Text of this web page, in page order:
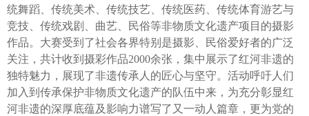
统舞蹈、传统美术、传统技艺、传统医药、传统体育游艺与
竞技、传统戏剧、曲艺、民俗等非物质文化遗产项目的摄影
作品。大赛受到了社会各界特别是摄影、民俗爱好者的广泛
关注，共计收到摄彩作品2000余张，集中展示了红河非遗的
独特魅力，展现了非遗传承人的匠心与坚守。活动呼吁人们
加入到传承保护非物质文化遗产的队伍中来，为充分彰显红
河非遗的深厚底蕴及影响力谱写了又一动人篇章，更为党的